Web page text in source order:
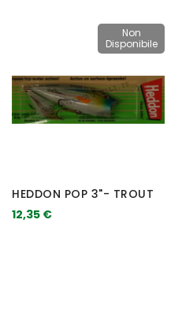
Non
Disponibile
HEDDON POP 3"- TROUT
12,35 €